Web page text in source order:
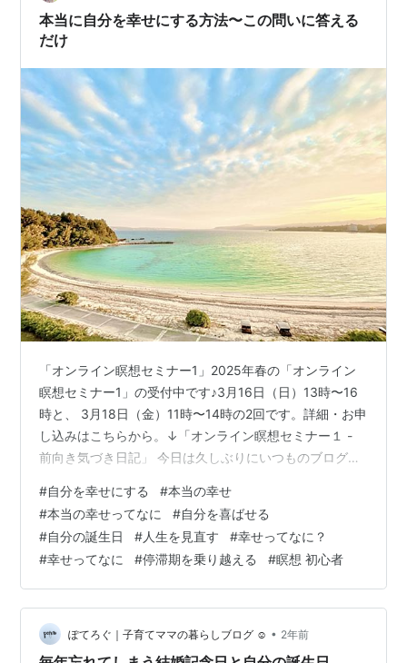
本当に自分を幸せにする方法〜この問いに答える
だけ
「オンライン瞑想セミナー1」2025年春の「オンライン
瞑想セミナー1」の受付中です♪3月16日（日）13時〜16
時と、 3月18日（金）11時〜14時の2回です。詳細・お申
し込みはこちらから。↓「オンライン瞑想セミナー１ -
前向き気づき日記」 今日は久しぶりにいつものブログで
法をご紹介します。 これは私が大好きな方法で、 日常の
中でできることなのですが、 本当の自分を知ることがで
き、 心の底から満ち足りた幸せを 自分に与えることがで
きます。 今日は記事が長めですですが、 最後まで読ん
で、 ぜひ試してみてくださいね(^^) ・ 沖縄旅行か…
#自分を幸せにする #本当の幸せ
#本当の幸せってなに #自分を喜ばせる
#自分の誕生日 #人生を見直す #幸せってなに？
#幸せってなに #停滞期を乗り越える #瞑想 初心者
ぽてろぐ｜子育てママの暮らしブログ ☺︎ • 2年前